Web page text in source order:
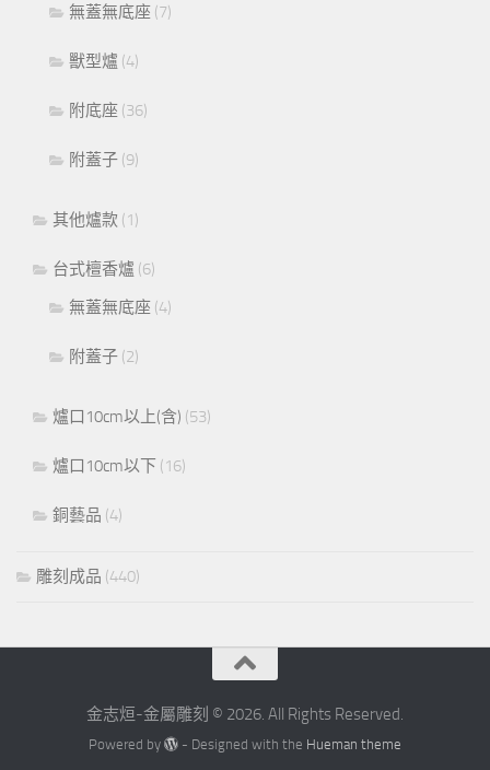
無蓋無底座 (7)
獸型爐 (4)
附底座 (36)
附蓋子 (9)
其他爐款 (1)
台式檀香爐 (6)
無蓋無底座 (4)
附蓋子 (2)
爐口10cm以上(含) (53)
爐口10cm以下 (16)
銅藝品 (4)
雕刻成品 (440)
金志烜-金屬雕刻 © 2026. All Rights Reserved.
Powered by - Designed with the Hueman theme